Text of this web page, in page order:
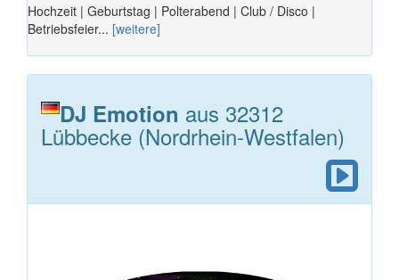
Hochzeit | Geburtstag | Polterabend | Club / Disco |
Betriebsfeier... [weitere]
DJ Emotion aus 32312
Lübbecke (Nordrhein-Westfalen)